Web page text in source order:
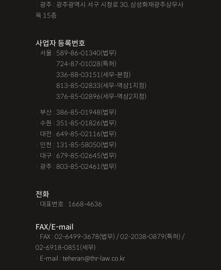
· 광주 : 광주광역시 서구 시청로 30, 삼성화재광주상무사
옥 15층
사업자 등록번호
· 서울 : 589-86-01340(법무)
724-87-01028(특허)
336-88-03151(세무-본점)
813-85-02833(세무-역삼1지점)
376-85-02896(세무-역삼2지점)
· 부산 : 386-85-01948(법무)
· 수원 : 351-85-01826(법무)
· 대전 : 649-85-02116(법무)
· 인천 : 131-85-58050(법무)
· 대구 : 679-85-02645(법무)
· 광주 : 803-85-02461(법무)
전화
· 대표번호 : 1668-4636
FAX/E-mail
· FAX : 02-6499-3678(법무) / 02-2038-0879(특허) /
02-6918-0851(세무)
· E-mail : teheran@thr-law.co.kr